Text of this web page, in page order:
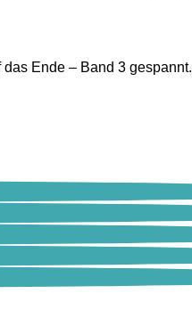
Ende – Band 3 gespannt.